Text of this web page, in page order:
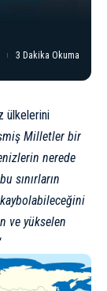
3 Dakika Okuma
ülkelerini
Milletler bir
nerede
sınırların
kaybolabileceğini
ve yükselen